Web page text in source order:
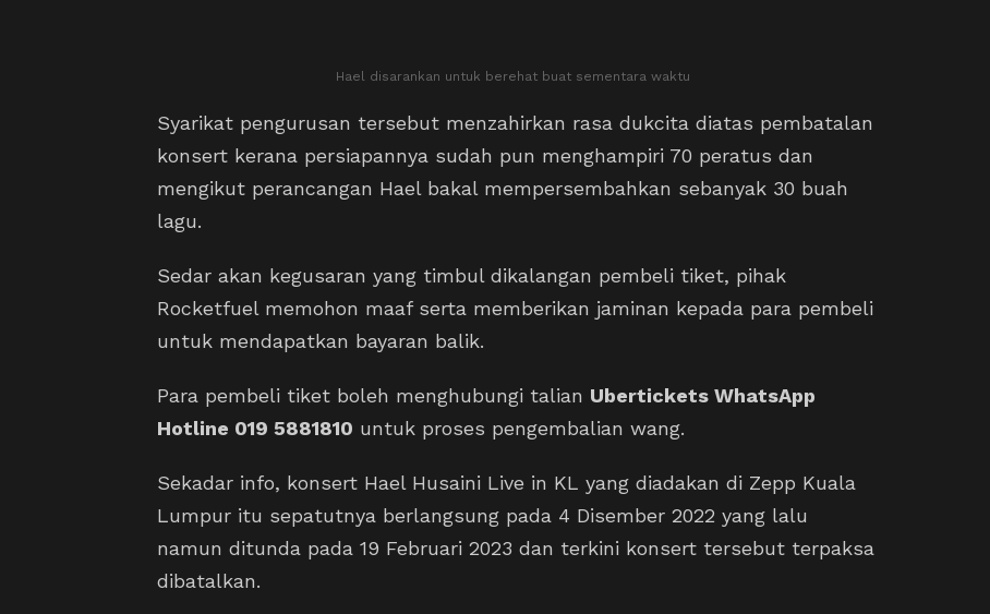
Hael disarankan untuk berehat buat sementara waktu
Syarikat pengurusan tersebut menzahirkan rasa dukcita diatas pembatalan
konsert kerana persiapannya sudah pun menghampiri 70 peratus dan
mengikut perancangan Hael bakal mempersembahkan sebanyak 30 buah
lagu.
Sedar akan kegusaran yang timbul dikalangan pembeli tiket, pihak
Rocketfuel memohon maaf serta memberikan jaminan kepada para pembeli
untuk mendapatkan bayaran balik.
Para pembeli tiket boleh menghubungi talian Ubertickets WhatsApp
Hotline 019 5881810 untuk proses pengembalian wang.
Sekadar info, konsert Hael Husaini Live in KL yang diadakan di Zepp Kuala
Lumpur itu sepatutnya berlangsung pada 4 Disember 2022 yang lalu
namun ditunda pada 19 Februari 2023 dan terkini konsert tersebut terpaksa
dibatalkan.